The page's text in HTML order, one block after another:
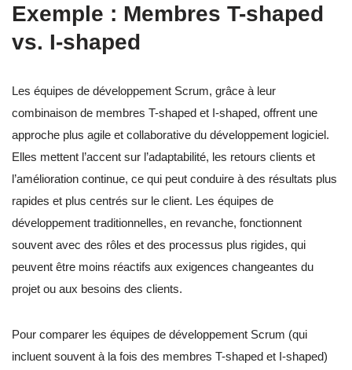
Exemple : Membres T-shaped
vs. I-shaped
Les équipes de développement Scrum, grâce à leur
combinaison de membres T-shaped et I-shaped, offrent une
approche plus agile et collaborative du développement logiciel.
Elles mettent l’accent sur l’adaptabilité, les retours clients et
l’amélioration continue, ce qui peut conduire à des résultats plus
rapides et plus centrés sur le client. Les équipes de
développement traditionnelles, en revanche, fonctionnent
souvent avec des rôles et des processus plus rigides, qui
peuvent être moins réactifs aux exigences changeantes du
projet ou aux besoins des clients.
Pour comparer les équipes de développement Scrum (qui
incluent souvent à la fois des membres T-shaped et I-shaped)